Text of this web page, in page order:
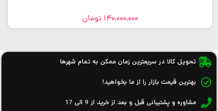
140,000,000 تومان
تحویل کالا در سریعترین زمان ممکن به تمام شهرها
بهترین قیمت بازار را از ما بخواهید!
مشاوره و پشتیبانی قبل و بعد از خرید از 9 الی 17